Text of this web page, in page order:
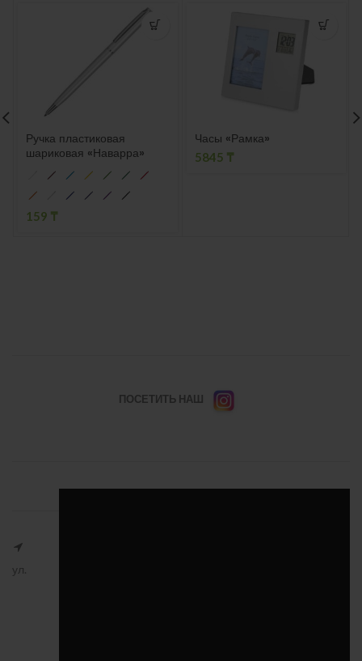
Ручка пластиковая
шариковая «Наварра»
159 ₸
Часы «Рамка»
5845 ₸
ПОСЕТИТЬ НАШ
ул.